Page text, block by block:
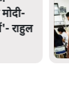
लोग